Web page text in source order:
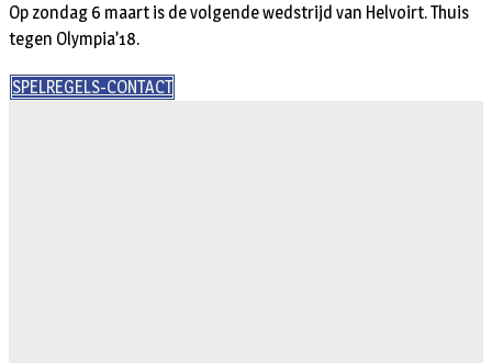
Op zondag 6 maart is de volgende wedstrijd van Helvoirt. Thuis
tegen Olympia’18.
SPELREGELS-CONTACT